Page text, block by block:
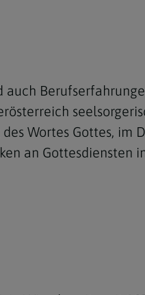
Wortes Gottes, im
an Gottesdiensten